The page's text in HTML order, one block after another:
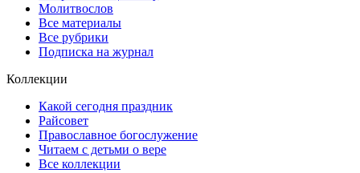
Молитвослов
Все материалы
Все рубрики
Подписка на журнал
Коллекции
Какой сегодня праздник
Райсовет
Православное богослужение
Читаем с детьми о вере
Все коллекции